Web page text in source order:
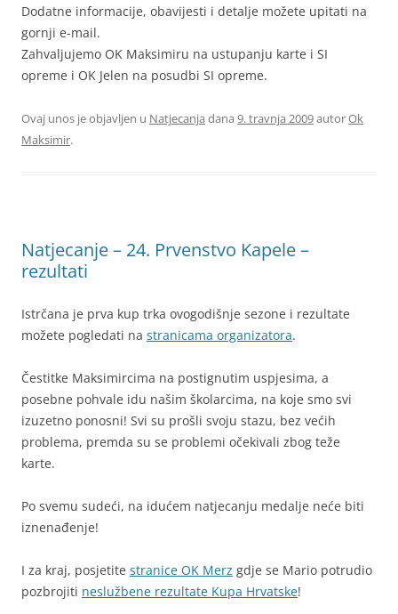
Dodatne informacije, obavijesti i detalje možete upitati na
gornji e-mail.
Zahvaljujemo OK Maksimiru na ustupanju karte i SI
opreme i OK Jelen na posudbi SI opreme.
Ovaj unos je objavljen u Natjecanja dana 9. travnja 2009autorOk
Maksimir.
Natjecanje – 24. Prvenstvo Kapele –
rezultati
Istrčana je prva kup trka ovogodišnje sezone i rezultate
možete pogledati na stranicama organizatora.
Čestitke Maksimircima na postignutim uspjesima, a
posebne pohvale idu našim školarcima, na koje smo svi
izuzetno ponosni! Svi su prošli svoju stazu, bez većih
problema, premda su se problemi očekivali zbog teže
karte.
Po svemu sudeći, na idućem natjecanju medalje neće biti
iznenađenje!
I za kraj, posjetite stranice OK Merz gdje se Mario potrudio
pozbrojiti neslužbene rezultate Kupa Hrvatske!